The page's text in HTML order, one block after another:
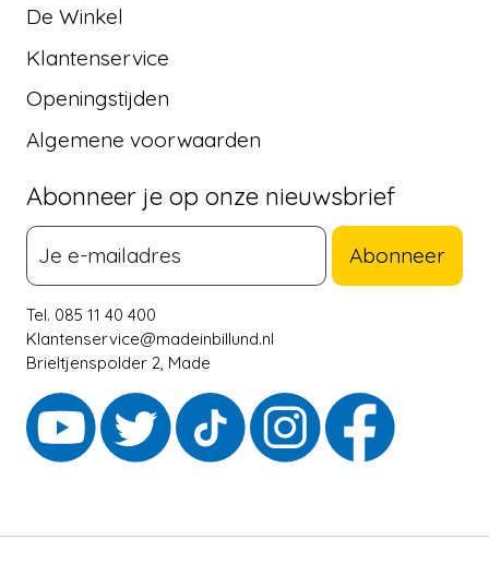
De Winkel
Klantenservice
Openingstijden
Algemene voorwaarden
Abonneer je op onze nieuwsbrief
Abonneer
Tel. 085 11 40 400
Klantenservice@madeinbillund.nl
Brieltjenspolder 2, Made